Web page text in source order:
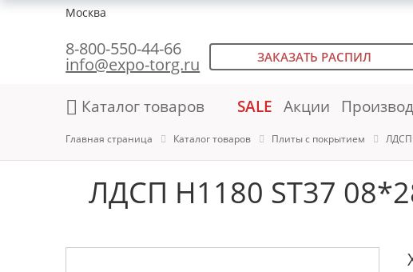
Москва
8-800-550-44-66
info@expo-torg.ru ЗАКАЗАТЬ РАСПИЛ
Каталог товаров SALE Акции
Главная страница Каталог товаров Плиты с покрытием ЛДСП
ЛДСП H1180 ST37